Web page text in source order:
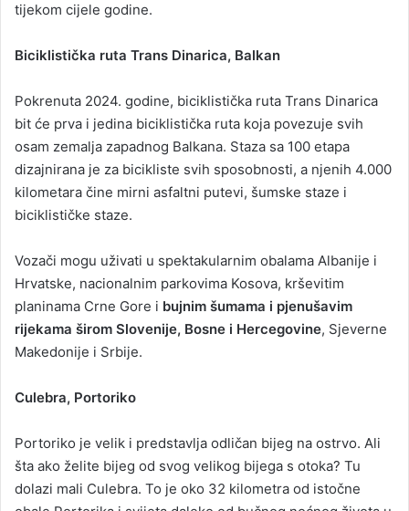
tijekom cijele godine.
Biciklistička ruta Trans Dinarica, Balkan
Pokrenuta 2024. godine, biciklistička ruta Trans Dinarica
bit će prva i jedina biciklistička ruta koja povezuje svih
osam zemalja zapadnog Balkana. Staza sa 100 etapa
dizajnirana je za bicikliste svih sposobnosti, a njenih 4.000
kilometara čine mirni asfaltni putevi, šumske staze i
biciklističke staze.
Vozači mogu uživati u spektakularnim obalama Albanije i
Hrvatske, nacionalnim parkovima Kosova, krševitim
planinama Crne Gore i bujnim šumama i pjenušavim
rijekama širom Slovenije, Bosne i Hercegovine, Sjeverne
Makedonije i Srbije.
Culebra, Portoriko
Portoriko je velik i predstavlja odličan bijeg na ostrvo. Ali
šta ako želite bijeg od svog velikog bijega s otoka? Tu
dolazi mali Culebra. To je oko 32 kilometra od istočne